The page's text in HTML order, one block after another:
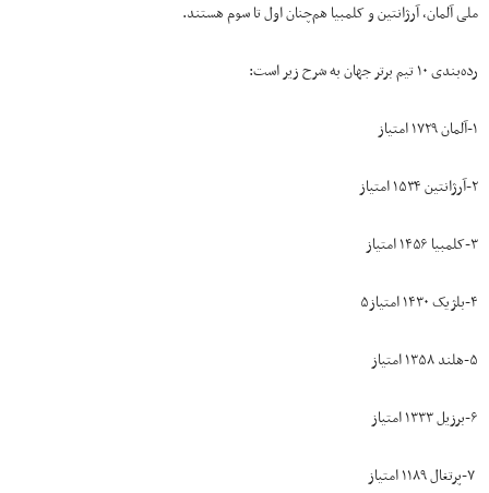
ملی آلمان، آرژانتین و کلمبیا هم‌چنان اول تا سوم هستند.
رده‌بندی ۱۰ تیم برتر جهان به شرح زیر است:
۱-آلمان ۱۷۲۹ امتیاز
۲-آرژانتین ۱۵۳۴ امتیاز
۳-کلمبیا ۱۴۵۶ امتیاز
۴-بلژیک ۱۴۳۰ امتیاز۵
۵-هلند ۱۳۵۸ امتیاز
۶-برزیل ۱۳۳۳ امتیاز